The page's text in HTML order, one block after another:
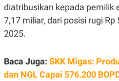
diatribusikan kepada pemilik
7,17 miliar, dari posisi rugi
2025.
Baca Juga: SKK Migas:
dan NGL Capai 576.200